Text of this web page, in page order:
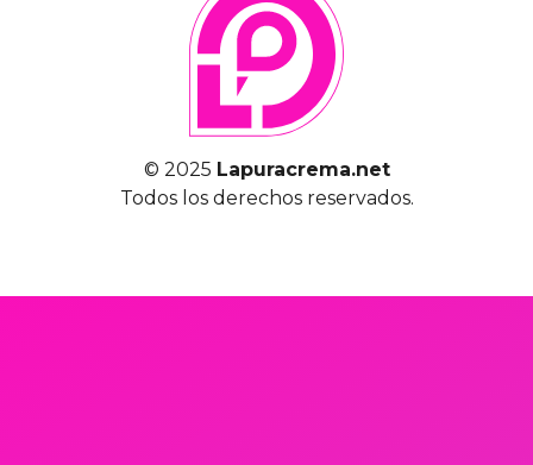
© 2025 Lapuracrema.net
Todos los derechos reservados.